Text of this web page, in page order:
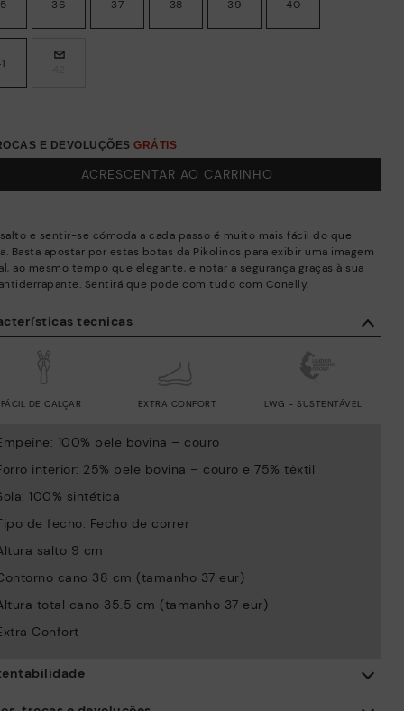
tecnicas
FÁCIL DE CALÇAR EXTRA CONFORT LWG - SUSTENTÁVEL
100% pele bovina – couro
interior: 25% pele bovina – couro e 75% têxtil
100% sintética
de fecho: Fecho de correr
salto 9 cm
cano 38 cm (tamanho 37 eur)
total cano 35.5 cm (tamanho 37 eur)
Confort
Com a compra deste produto está a apoiar a fabricação
36 37 38 39 40
E DEVOLUÇÕESGRÁTIS
ACRESCENTAR AO CARRINHO
salto e sentir-se cómoda a cada passo é muito mais fácil do que
Basta apostar por estas botas da Pikolinos para exibir uma imagem
ao mesmo tempo que elegante, e notar a segurança graças à sua
Sentirá que pode com tudo com Conelly.